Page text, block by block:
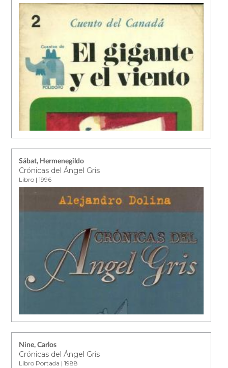
Sábat, Hermenegildo
Crónicas del Ángel Gris
Libro | 1996
Nine, Carlos
Crónicas del Ángel Gris
Libro Portada | 1988